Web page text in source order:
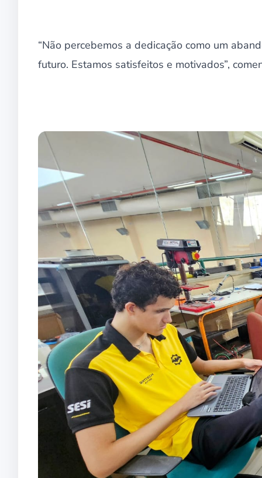
“Não percebemos a dedicação como um
futuro. Estamos satisfeitos e motivados”,